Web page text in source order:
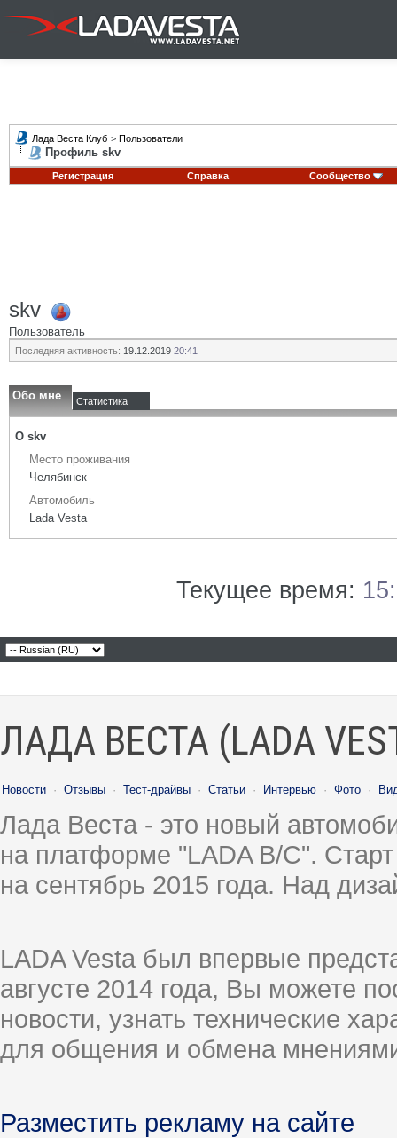
Лада Веста Клуб > Пользователи
Профиль skv
Регистрация Справка Сообщество
skv
Пользователь
Последняя активность: 19.12.2019 20:41
Обо мне Статистика
О skv
Место проживания
Челябинск
Автомобиль
Lada Vesta
Текущее время:
ЛАДА ВЕСТА (LADA
Новости · Отзывы · Тест-драйвы · Статьи · Интервью · Фото ·
Лада Веста - это новый
на платформе "LADA B/C".
на сентябрь 2015 года. Над
LADA Vesta был впервые
августе 2014 года, Вы можете
новости, узнать технические
для общения и обмена
Разместить рекламу на сайте